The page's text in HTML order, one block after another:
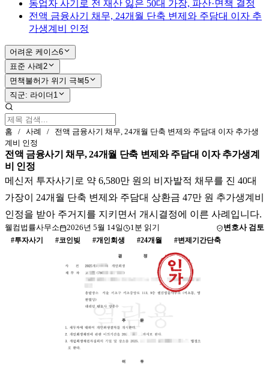
동업자 사기로 전 재산 잃은 50대 가장, 파산·면책 결정
전액 금융사기 채무, 24개월 단축 변제와 주담대 이자 추
가생계비 인정
어려운 케이스6
표준 사례2
면책불허가 위기 극복5
직군: 라이더 1
홈 / 사례 /
전액 금융사기 채무, 24개월 단축 변제와 주담대 이자 추가생
계비 인정
전액 금융사기 채무, 24개월 단축 변제와 주담대 이자 추가생계
비 인정
메신저 투자사기로 약 6,580만 원의 비자발적 채무를 진 40대
가장이 24개월 단축 변제와 주담대 상환금 47만 원 추가생계비
인정을 받아 주거지를 지키면서 개시결정에 이른 사례입니다.
웰컴법률사무소 2026년 5월 14일 1분 읽기
변호사 검토
#투자사기 #코인빚 #개인회생 #24개월 #변제기간단축